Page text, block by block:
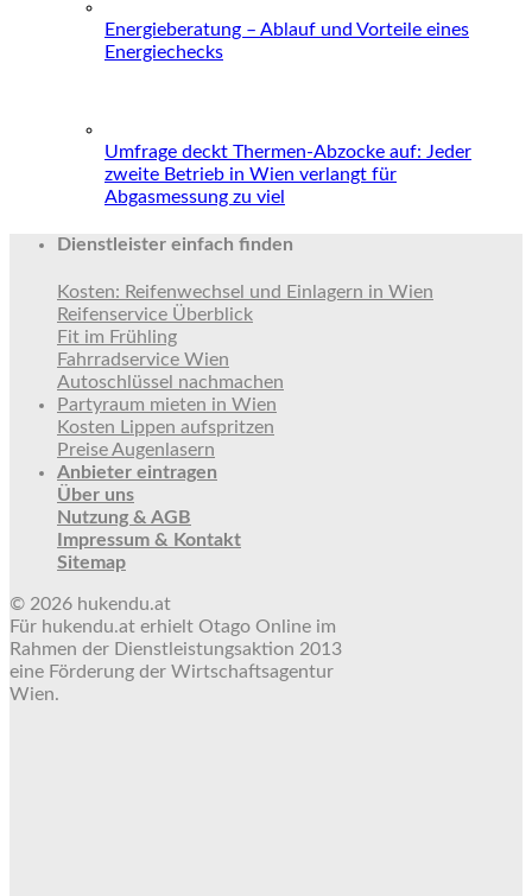
Energieberatung – Ablauf und Vorteile eines
Energiechecks
Umfrage deckt Thermen-Abzocke auf: Jeder
zweite Betrieb in Wien verlangt für
Abgasmessung zu viel
Dienstleister einfach finden
Kosten: Reifenwechsel und Einlagern in Wien
Reifenservice Überblick
Fit im Frühling
Fahrradservice Wien
Autoschlüssel nachmachen
Partyraum mieten in Wien
Kosten Lippen aufspritzen
Preise Augenlasern
Anbieter eintragen
Über uns
Nutzung & AGB
Impressum & Kontakt
Sitemap
© 2026 hukendu.at
Für hukendu.at erhielt Otago Online im
Rahmen der Dienstleistungsaktion 2013
eine Förderung der Wirtschaftsagentur
Wien.